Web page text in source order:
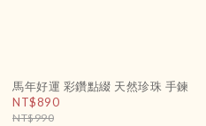
馬年好運 彩鑽點綴 天然珍珠 手鍊
NT$890
NT$990